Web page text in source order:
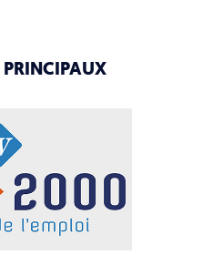
PRINCIPAUX